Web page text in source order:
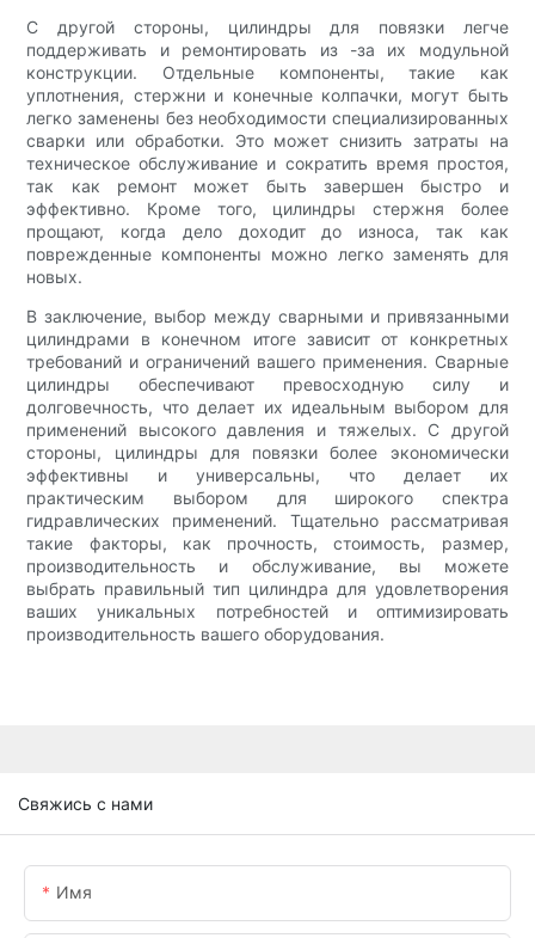
С другой стороны, цилиндры для повязки легче
поддерживать и ремонтировать из -за их модульной
конструкции. Отдельные компоненты, такие как
уплотнения, стержни и конечные колпачки, могут быть
легко заменены без необходимости специализированных
сварки или обработки. Это может снизить затраты на
техническое обслуживание и сократить время простоя,
так как ремонт может быть завершен быстро и
эффективно. Кроме того, цилиндры стержня более
прощают, когда дело доходит до износа, так как
поврежденные компоненты можно легко заменять для
новых.
В заключение, выбор между сварными и привязанными
цилиндрами в конечном итоге зависит от конкретных
требований и ограничений вашего применения. Сварные
цилиндры обеспечивают превосходную силу и
долговечность, что делает их идеальным выбором для
применений высокого давления и тяжелых. С другой
стороны, цилиндры для повязки более экономически
эффективны и универсальны, что делает их
практическим выбором для широкого спектра
гидравлических применений. Тщательно рассматривая
такие факторы, как прочность, стоимость, размер,
производительность и обслуживание, вы можете
выбрать правильный тип цилиндра для удовлетворения
ваших уникальных потребностей и оптимизировать
производительность вашего оборудования.
Свяжись с нами
Имя